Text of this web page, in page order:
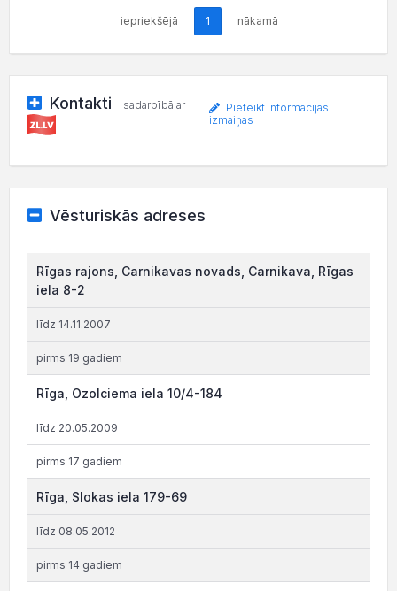
iepriekšējā 1 nākamā
Kontakti sadarbībā ar
Pieteikt informācijas
izmaiņas
Vēsturiskās adreses
Rīgas rajons, Carnikavas novads, Carnikava, Rīgas
iela 8-2
līdz 14.11.2007
pirms 19 gadiem
Rīga, Ozolciema iela 10/4-184
līdz 20.05.2009
pirms 17 gadiem
Rīga, Slokas iela 179-69
līdz 08.05.2012
pirms 14 gadiem